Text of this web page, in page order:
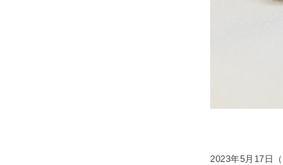
2023年5月17日